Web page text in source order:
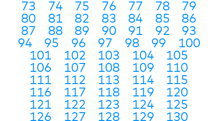
73
74 75 76 77 78
79
80
81 82 83 84 85
86
87
88 89 90 91 92
93
94
95 96 97 98 99
100
101
102 103 104
105
106
107 108 109
110
111
112 113 114
115
116
117 118 119
120
121
122 123 124
125
126
127 128 129
130